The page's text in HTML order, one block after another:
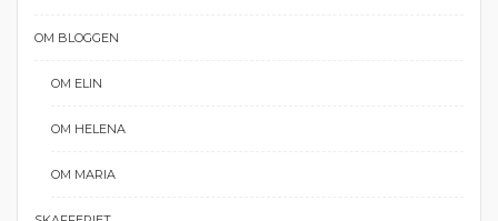
OM BLOGGEN
OM ELIN
OM HELENA
OM MARIA